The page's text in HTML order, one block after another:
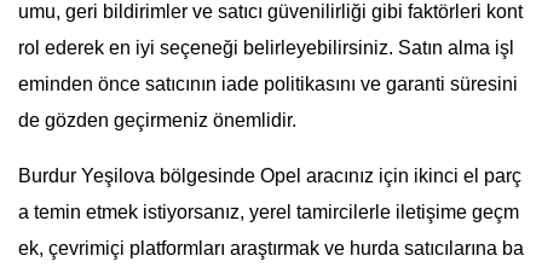
umu, geri bildirimler ve satıcı güvenilirliği gibi faktörleri kont
rol ederek en iyi seçeneği belirleyebilirsiniz. Satın alma işl
eminden önce satıcının iade politikasını ve garanti süresini
de gözden geçirmeniz önemlidir.
Burdur Yeşilova bölgesinde Opel aracınız için ikinci el parç
a temin etmek istiyorsanız, yerel tamircilerle iletişime geçm
ek, çevrimiçi platformları araştırmak ve hurda satıcılarına ba